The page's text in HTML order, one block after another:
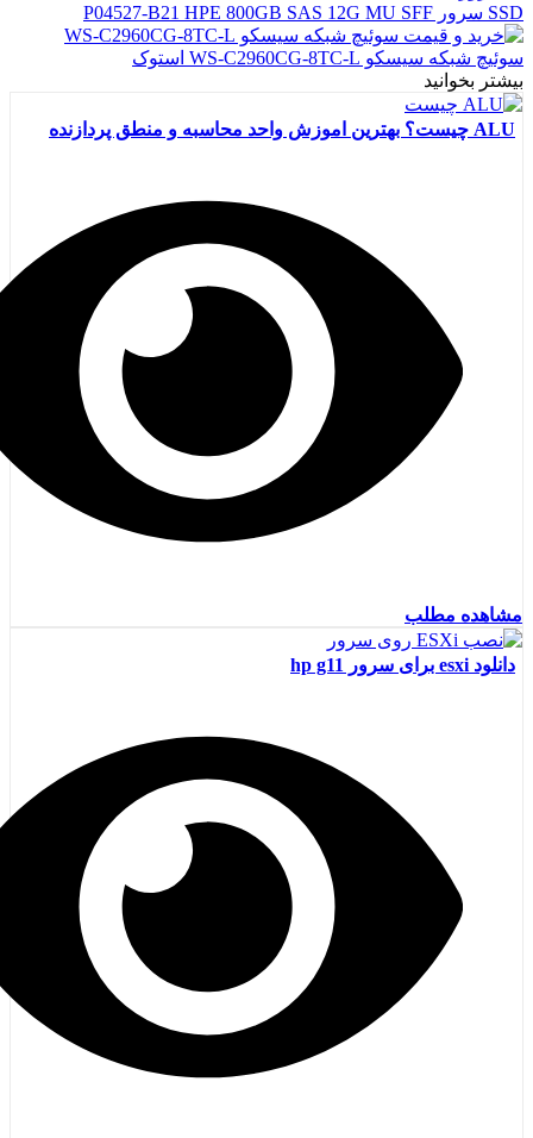
SSD سرور P04527-B21 HPE 800GB SAS 12G MU SFF
سوئیچ شبکه سیسکو WS-C2960CG-8TC-L استوک
بیشتر بخوانید
ALU چیست؟ بهترین اموزش واحد محاسبه و منطق پردازنده
مشاهده مطلب
دانلود esxi برای سرور hp g11